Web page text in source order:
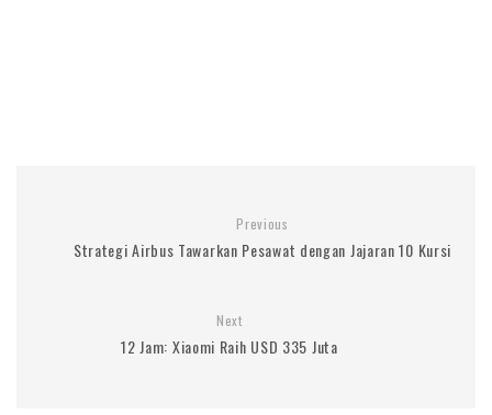
Previous
Strategi Airbus Tawarkan Pesawat dengan Jajaran 10 Kursi
Next
12 Jam: Xiaomi Raih USD 335 Juta